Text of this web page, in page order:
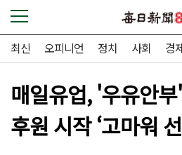
최신 오피니언 정치 사회 경
매일유업, '우유안
후원 시작 ‘고마워